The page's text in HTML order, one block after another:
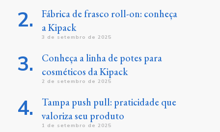
Fábrica de frasco roll-on: conheça
a Kipack
3 de setembro de 2025
Conheça a linha de potes para
cosméticos da Kipack
2 de setembro de 2025
Tampa push pull: praticidade que
valoriza seu produto
1 de setembro de 2025